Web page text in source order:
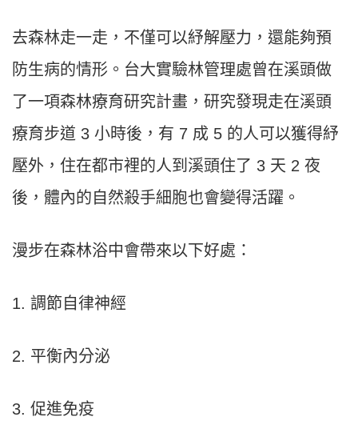
去森林走一走，不僅可以紓解壓力，還能夠預
防生病的情形。台大實驗林管理處曾在溪頭做
了一項森林療育研究計畫，研究發現走在溪頭
療育步道 3 小時後，有 7 成 5 的人可以獲得紓
壓外，住在都市裡的人到溪頭住了 3 天 2 夜
後，體內的自然殺手細胞也會變得活躍。
漫步在森林浴中會帶來以下好處：
1. 調節自律神經
2. 平衡內分泌
3. 促進免疫